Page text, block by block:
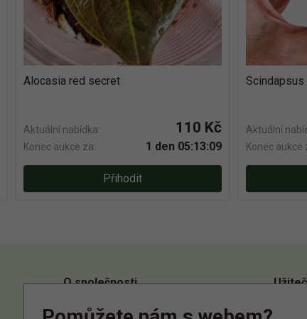
Alocasia red secret
Aktuální nabídka: 110 Kč
Konec aukce za: 1 den 05:13:08
Přihodit
Aktuální
Konec aukce
O společnosti